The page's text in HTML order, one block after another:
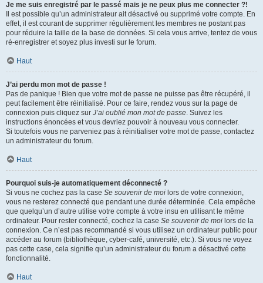
Je me suis enregistré par le passé mais je ne peux plus me connecter ?!
Il est possible qu’un administrateur ait désactivé ou supprimé votre compte. En
effet, il est courant de supprimer régulièrement les membres ne postant pas
pour réduire la taille de la base de données. Si cela vous arrive, tentez de vous
ré-enregistrer et soyez plus investi sur le forum.
Haut
J’ai perdu mon mot de passe !
Pas de panique ! Bien que votre mot de passe ne puisse pas être récupéré, il
peut facilement être réinitialisé. Pour ce faire, rendez vous sur la page de
connexion puis cliquez sur J’ai oublié mon mot de passe. Suivez les
instructions énoncées et vous devriez pouvoir à nouveau vous connecter.
Si toutefois vous ne parveniez pas à réinitialiser votre mot de passe, contactez
un administrateur du forum.
Haut
Pourquoi suis-je automatiquement déconnecté ?
Si vous ne cochez pas la case Se souvenir de moi lors de votre connexion,
vous ne resterez connecté que pendant une durée déterminée. Cela empêche
que quelqu’un d’autre utilise votre compte à votre insu en utilisant le même
ordinateur. Pour rester connecté, cochez la case Se souvenir de moi lors de la
connexion. Ce n’est pas recommandé si vous utilisez un ordinateur public pour
accéder au forum (bibliothèque, cyber-café, université, etc.). Si vous ne voyez
pas cette case, cela signifie qu’un administrateur du forum a désactivé cette
fonctionnalité.
Haut